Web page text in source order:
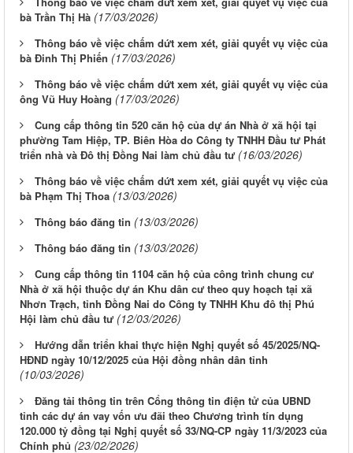
bà Trần Thị Hà (17/03/2026)
Thông báo về việc chấm dứt xem xét, giải quyết vụ việc của
bà Đinh Thị Phiến (17/03/2026)
Thông báo về việc chấm dứt xem xét, giải quyết vụ việc của
ông Vũ Huy Hoàng (17/03/2026)
Cung cấp thông tin 520 căn hộ của dự án Nhà ở xã hội tại
phường Tam Hiệp, TP. Biên Hòa do Công ty TNHH Đầu tư Phát
triển nhà và Đô thị Đồng Nai làm chủ đầu tư (16/03/2026)
Thông báo về việc chấm dứt xem xét, giải quyết vụ việc của
bà Phạm Thị Thoa (13/03/2026)
Thông báo đăng tin (13/03/2026)
Thông báo đăng tin (13/03/2026)
Cung cấp thông tin 1104 căn hộ của công trình chung cư
Nhà ở xã hội thuộc dự án Khu dân cư theo quy hoạch tại xã
Nhơn Trạch, tỉnh Đồng Nai do Công ty TNHH Khu đô thị Phú
Hội làm chủ đầu tư (12/03/2026)
Hướng dẫn triển khai thực hiện Nghị quyết số 45/2025/NQ-
HĐND ngày 10/12/2025 của Hội đồng nhân dân tỉnh
(10/03/2026)
Đăng tải thông tin trên Cổng thông tin điện tử của UBND
tỉnh các dự án vay vốn ưu đãi theo Chương trình tín dụng
120.000 tỷ đồng tại Nghị quyết số 33/NQ-CP ngày 11/3/2023 của
Chính phủ (23/02/2026)